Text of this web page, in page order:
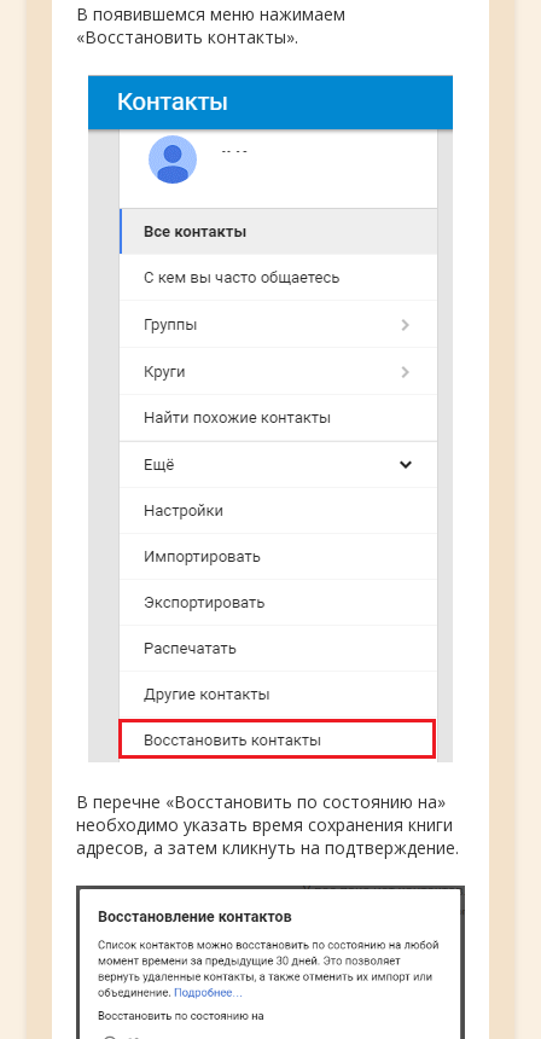
В появившемся меню нажимаем
«Восстановить контакты».
В перечне «Восстановить по состоянию на»
необходимо указать время сохранения книги
адресов, а затем кликнуть на подтверждение.